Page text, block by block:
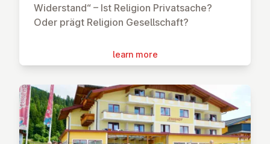
Widerstand“ – Ist Religion Privatsache?
Oder prägt Religion Gesellschaft?
learn more